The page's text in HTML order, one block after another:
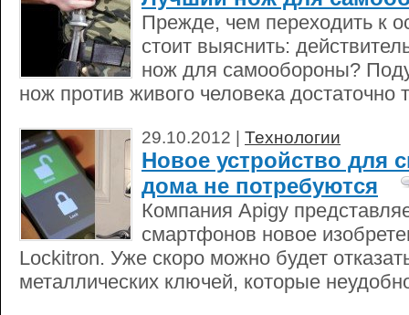
Прежде, чем переходить к
стоит выяснить:
нож для самообороны?
нож против живого человека
29.10.2012 | Технологии
Новое устройство для
дома не потребуются
Компания Apigy
смартфонов новое
Lockitron. Уже скоро можно будет
металлических ключей, которые